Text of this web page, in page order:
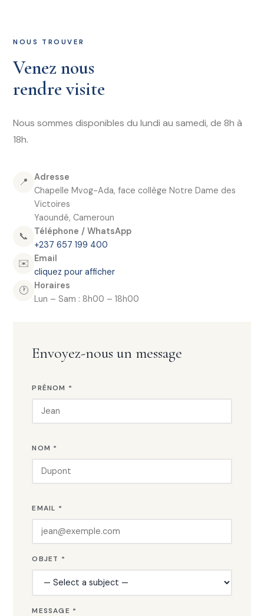
NOUS TROUVER
Venez nous
rendre visite
Nous sommes disponibles du lundi au samedi, de 8h à
18h.
📍
Adresse
Chapelle Mvog-Ada, face collège Notre Dame des
Victoires
Yaoundé, Cameroun
📞
Téléphone / WhatsApp
+237 657 199 400
✉️
Email
cliquez pour afficher
🕐
Horaires
Lun – Sam : 8h00 – 18h00
Envoyez-nous un message
PRÉNOM *
NOM *
EMAIL *
OBJET *
MESSAGE *